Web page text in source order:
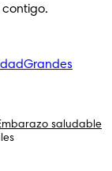
contigo.
Grandes
saludable